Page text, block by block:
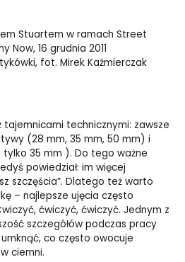
fot. Mirek Kaźmierczak
tajemnicami technicznymi: zawsze
(28 mm, 35 mm, 50 mm) i
35 mm ). Do tego ważne
powiedział: im więcej
szczęścia”. Dlatego też warto
– najlepsze ujęcia często
ćwiczyć, ćwiczyć. Jednym z
szczegółów podczas pracy
co często owocuje
ciemni.